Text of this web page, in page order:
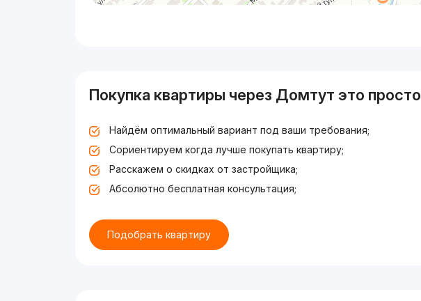
Покупка квартиры через Домтут это просто
Найдём оптимальный вариант под ваши требования;
Сориентируем когда лучше покупать квартиру;
Расскажем о скидках от застройщика;
Абсолютно бесплатная консультация;
Подобрать квартиру